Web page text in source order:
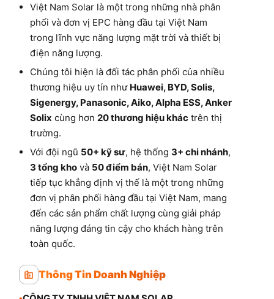
Việt Nam Solar là một trong những nhà phân
phối và đơn vị EPC hàng đầu tại Việt Nam
trong lĩnh vực năng lượng mặt trời và thiết bị
điện năng lượng.
Chúng tôi hiện là đối tác phân phối của nhiều
thương hiệu uy tín như Huawei, BYD, Solis,
Sigenergy, Panasonic, Aiko, Alpha ESS, Anker
Solix cùng hơn 20 thương hiệu khác trên thị
trường.
Với đội ngũ 50+ kỹ sư, hệ thống 3+ chi nhánh,
3 tổng kho và 50 điểm bán, Việt Nam Solar
tiếp tục khẳng định vị thế là một trong những
đơn vị phân phối hàng đầu tại Việt Nam, mang
đến các sản phẩm chất lượng cùng giải pháp
năng lượng đáng tin cậy cho khách hàng trên
toàn quốc.
Thông Tin Doanh Nghiệp